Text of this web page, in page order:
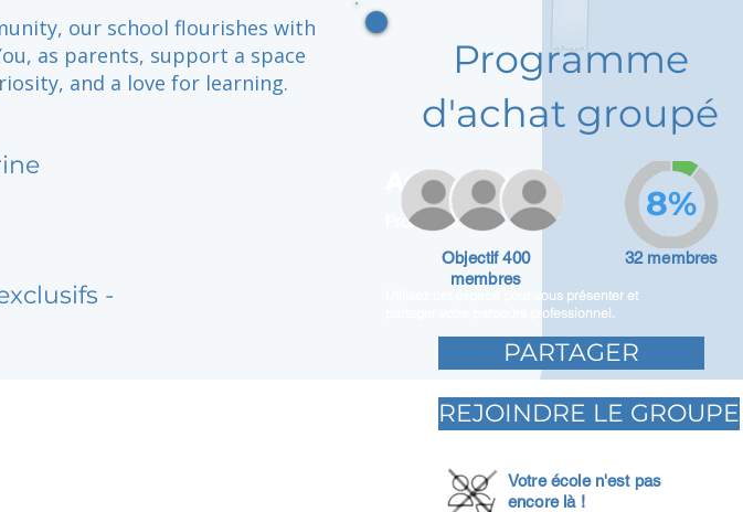
our school flourishes with
as parents, support a space
and a love for learning.
-
Adam Caar
Promoteur
Utilisez cet espace pour vous présenter et
partager votre parcours professionnel.
Programme
d'achat groupé
Objectif 400
membres
32 membres
8%
PARTAGER
REJOINDRE LE GROUPE
Votre école n'est pas
encore là !